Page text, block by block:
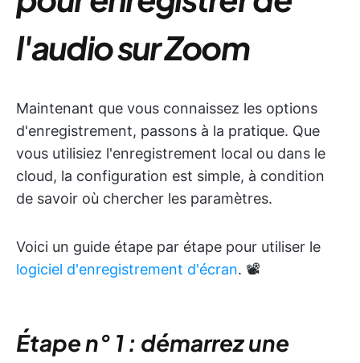
l'audio sur Zoom
Maintenant que vous connaissez les options
d'enregistrement, passons à la pratique. Que
vous utilisiez l'enregistrement local ou dans le
cloud, la configuration est simple, à condition
de savoir où chercher les paramètres.
Voici un guide étape par étape pour utiliser le
logiciel d'enregistrement d'écran. 📽️
Étape n° 1 : démarrez une